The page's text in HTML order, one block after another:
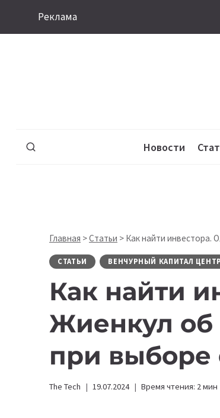
Реклама
Новости
Главная >Статьи > Как найти инвестора.
СТАТЬИ ВЕНЧУРНЫЙ КАПИТАЛ
Как найти
Жиенкул об
при выборе
The Tech 19.07.2024 Время чтения: 2мин